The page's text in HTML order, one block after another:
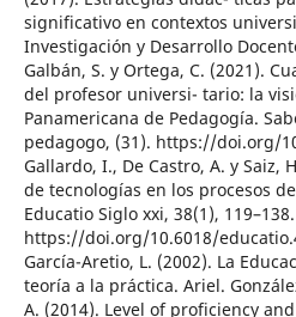
significativo en contextos
Investigación y Desarrollo
Galbán, S. y Ortega, C. (2021).
del profesor universi- tario: la
Panamericana de Pedagogía.
pedagogo, (31). https://doi.org/
Gallardo, I., De Castro, A. y Saiz,
de tecnologías en los procesos
Educatio Siglo xxi, 38(1), 119–138.
https://doi.org/10.6018/
García-Aretio, L. (2002). La
teoría a la práctica. Ariel.
A. (2014). Level of proficiency